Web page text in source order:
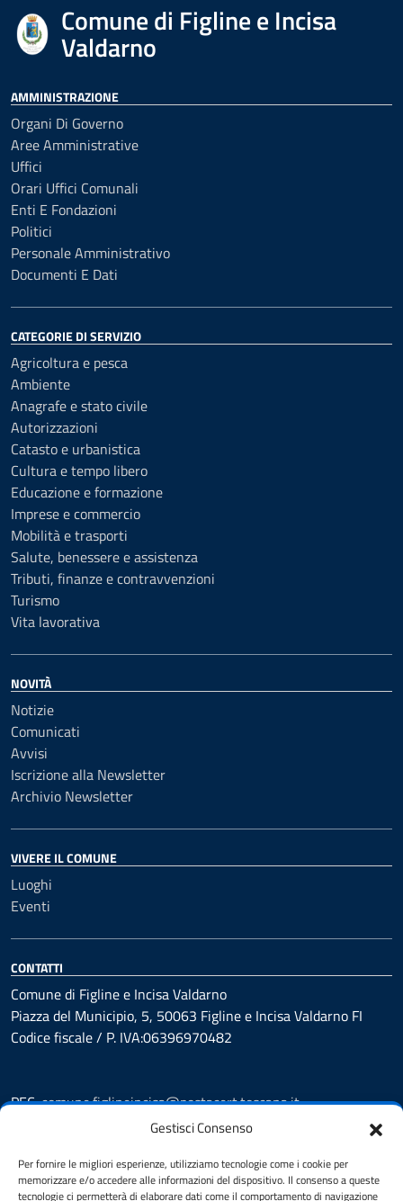
Gestisci Consenso
Per fornire le migliori esperienze, utilizziamo tecnologie come i cookie per
memorizzare e/o accedere alle informazioni del dispositivo. Il consenso a queste
tecnologie ci permetterà di elaborare dati come il comportamento di navigazione
Comune di Figline e Incisa
Valdarno
AMMINISTRAZIONE
Organi Di Governo
Aree Amministrative
Uffici
Orari Uffici Comunali
Enti E Fondazioni
Politici
Personale Amministrativo
Documenti E Dati
CATEGORIE DI SERVIZIO
Agricoltura e pesca
Ambiente
Anagrafe e stato civile
Autorizzazioni
Catasto e urbanistica
Cultura e tempo libero
Educazione e formazione
Imprese e commercio
Mobilità e trasporti
Salute, benessere e assistenza
Tributi, finanze e contravvenzioni
Turismo
Vita lavorativa
NOVITÀ
Notizie
Comunicati
Avvisi
Iscrizione alla Newsletter
Archivio Newsletter
VIVERE IL COMUNE
Luoghi
Eventi
CONTATTI
Comune di Figline e Incisa Valdarno
Piazza del Municipio, 5, 50063 Figline e Incisa Valdarno FI
Codice fiscale / P. IVA:06396970482
PEC:comune.figlineincisa@postacert.toscana.it
Centralino unico: 05591251
Leggi le FAQ
Prenotazione appuntamento